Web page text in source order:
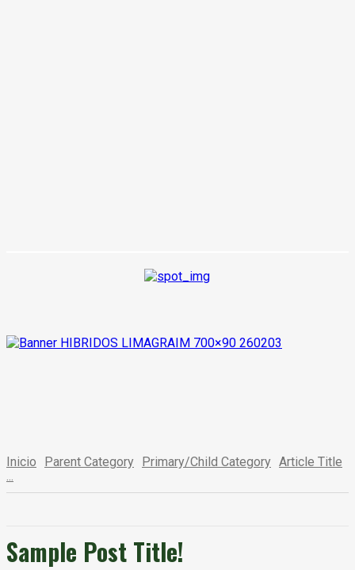
Inicio Parent Category Primary/Child Category Article Title
...
Sample Post Title!